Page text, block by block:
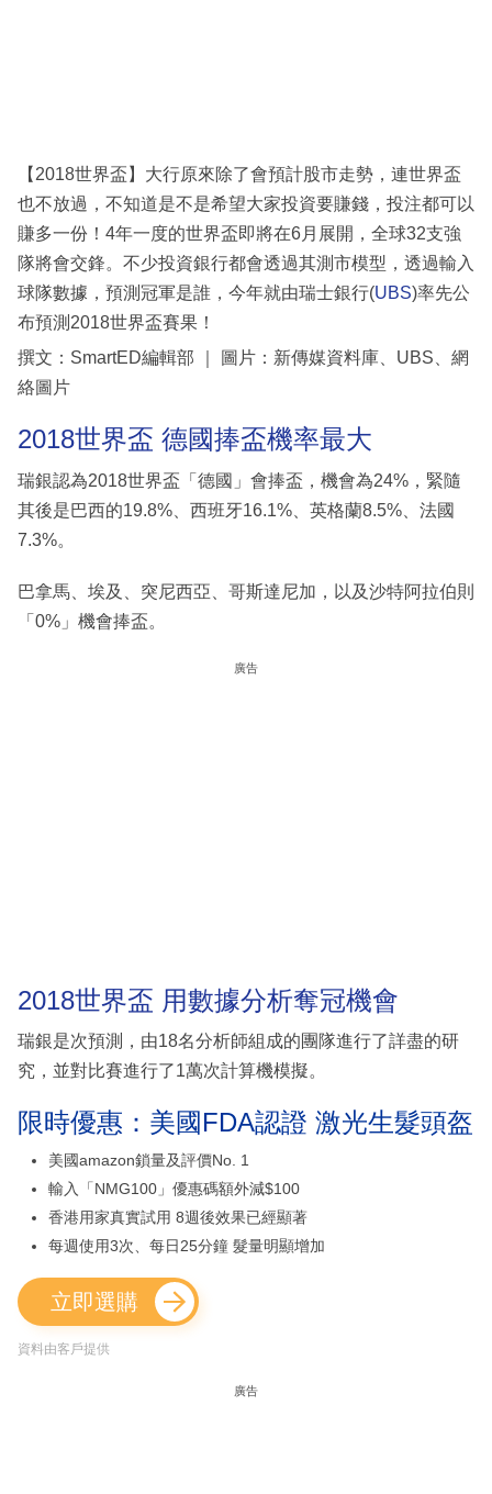
區
【2018世界盃】大行原來除了會預計股市走勢，連世界盃
也不放過，不知道是不是希望大家投資要賺錢，投注都可以
賺多一份！4年一度的世界盃即將在6月展開，全球32支強
隊將會交鋒。不少投資銀行都會透過其測市模型，透過輸入
球隊數據，預測冠軍是誰，今年就由瑞士銀行(UBS)率先公
布預測2018世界盃賽果！
撰文：SmartED編輯部 ｜ 圖片：新傳媒資料庫、UBS、網
絡圖片
2018世界盃 德國捧盃機率最大
瑞銀認為2018世界盃「德國」會捧盃，機會為24%，緊隨
其後是巴西的19.8%、西班牙16.1%、英格蘭8.5%、法國
7.3%。
巴拿馬、埃及、突尼西亞、哥斯達尼加，以及沙特阿拉伯則
「0%」機會捧盃。
廣告
2018世界盃 用數據分析奪冠機會
瑞銀是次預測，由18名分析師組成的團隊進行了詳盡的研
究，並對比賽進行了1萬次計算機模擬。
限時優惠：美國FDA認證 激光生髮頭盔
美國amazon鎖量及評價No. 1
輸入「NMG100」優惠碼額外減$100
香港用家真實試用 8週後效果已經顯著
每週使用3次、每日25分鐘 髮量明顯增加
立即選購
資料由客戶提供
廣告